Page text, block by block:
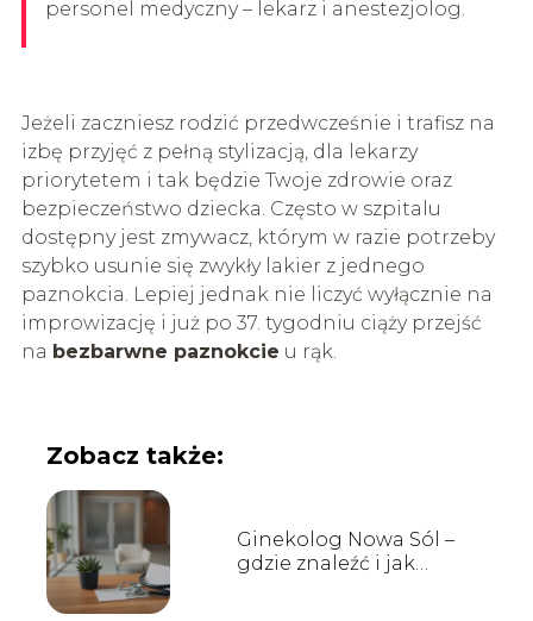
personel medyczny – lekarz i anestezjolog.
Jeżeli zaczniesz rodzić przedwcześnie i trafisz na
izbę przyjęć z pełną stylizacją, dla lekarzy
priorytetem i tak będzie Twoje zdrowie oraz
bezpieczeństwo dziecka. Często w szpitalu
dostępny jest zmywacz, którym w razie potrzeby
szybko usunie się zwykły lakier z jednego
paznokcia. Lepiej jednak nie liczyć wyłącznie na
improwizację i już po 37. tygodniu ciąży przejść
na bezbarwne paznokcie u rąk.
Zobacz także:
Ginekolog Nowa Sól –
gdzie znaleźć i jak